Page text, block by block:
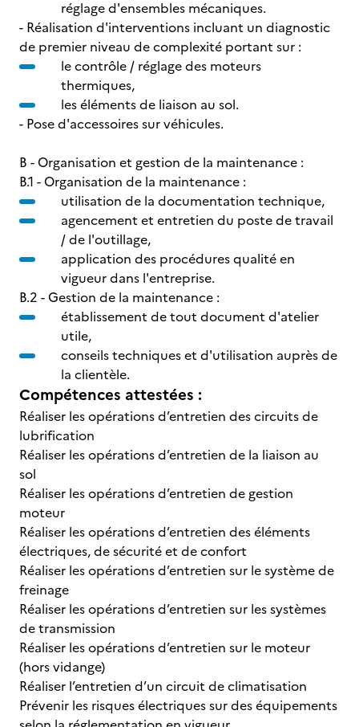
réglage d'ensembles mécaniques.
- Réalisation d'interventions incluant un diagnostic
de premier niveau de complexité portant sur :
le contrôle / réglage des moteurs
thermiques,
les éléments de liaison au sol.
- Pose d'accessoires sur véhicules.
B - Organisation et gestion de la maintenance :
B.1 - Organisation de la maintenance :
utilisation de la documentation technique,
agencement et entretien du poste de travail
/ de l'outillage,
application des procédures qualité en
vigueur dans l'entreprise.
B.2 - Gestion de la maintenance :
établissement de tout document d'atelier
utile,
conseils techniques et d'utilisation auprès de
la clientèle.
Compétences attestées :
Réaliser les opérations d’entretien des circuits de
lubrification
Réaliser les opérations d’entretien de la liaison au
sol
Réaliser les opérations d’entretien de gestion
moteur
Réaliser les opérations d’entretien des éléments
électriques, de sécurité et de confort
Réaliser les opérations d’entretien sur le système de
freinage
Réaliser les opérations d’entretien sur les systèmes
de transmission
Réaliser les opérations d’entretien sur le moteur
(hors vidange)
Réaliser l’entretien d’un circuit de climatisation
Prévenir les risques électriques sur des équipements